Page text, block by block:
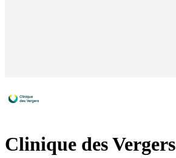
Clinique des Vergers